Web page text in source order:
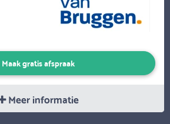
Maak gratis afspraak
Meer informatie